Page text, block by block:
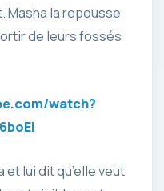
Masha la repousse
de leurs fossés
watch?
et lui dit qu’elle veut